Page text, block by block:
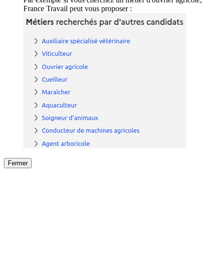
France Travail peut vous proposer :
Fermer